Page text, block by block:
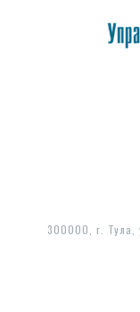
300000, г. Тула,